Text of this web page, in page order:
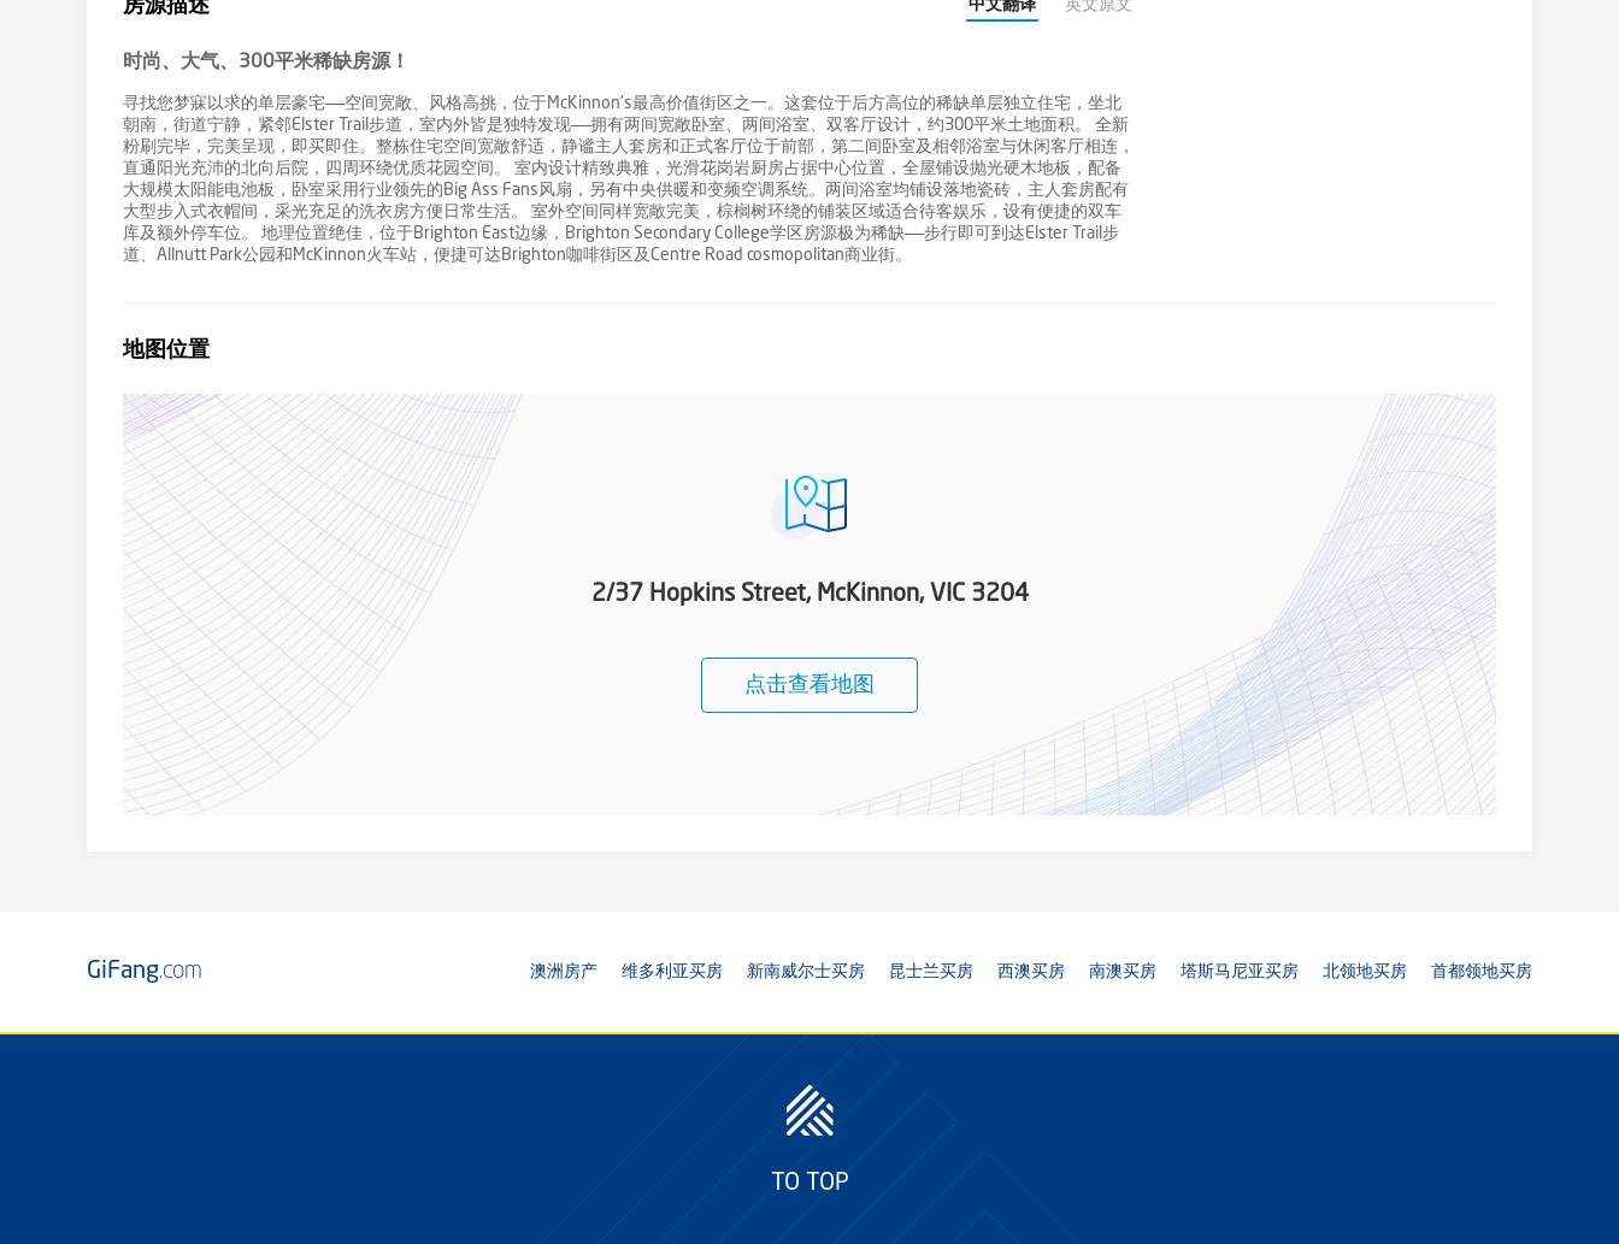
房源描述 中文翻译 英文原文
时尚、大气、300平米稀缺房源！
寻找您梦寐以求的单层豪宅——空间宽敞、风格高挑，位于McKinnon's最高价值街区之一。这套位于后方高位的稀缺单层独立住宅，坐北
朝南，街道宁静，紧邻Elster Trail步道，室内外皆是独特发现——拥有两间宽敞卧室、两间浴室、双客厅设计，约300平米土地面积。 全新
粉刷完毕，完美呈现，即买即住。整栋住宅空间宽敞舒适，静谧主人套房和正式客厅位于前部，第二间卧室及相邻浴室与休闲客厅相连，
直通阳光充沛的北向后院，四周环绕优质花园空间。 室内设计精致典雅，光滑花岗岩厨房占据中心位置，全屋铺设抛光硬木地板，配备
大规模太阳能电池板，卧室采用行业领先的Big Ass Fans风扇，另有中央供暖和变频空调系统。两间浴室均铺设落地瓷砖，主人套房配有
大型步入式衣帽间，采光充足的洗衣房方便日常生活。 室外空间同样宽敞完美，棕榈树环绕的铺装区域适合待客娱乐，设有便捷的双车
库及额外停车位。 地理位置绝佳，位于Brighton East边缘，Brighton Secondary College学区房源极为稀缺——步行即可到达Elster Trail步
道、Allnutt Park公园和McKinnon火车站，便捷可达Brighton咖啡街区及Centre Road cosmopolitan商业街。
地图位置
2/37 Hopkins Street, McKinnon, VIC 3204
点击查看地图
GiFang.com 澳洲房产 维多利亚买房 新南威尔士买房 昆士兰买房 西澳买房 南澳买房 塔斯马尼亚买房 北领地买房 首都领地买房
TO TOP